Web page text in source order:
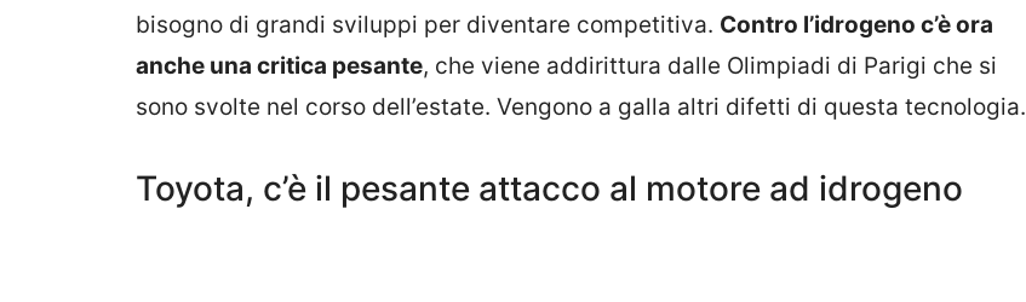
bisogno di grandi sviluppi per diventare competitiva. Contro l’idrogeno c’è ora
anche una critica pesante, che viene addirittura dalle Olimpiadi di Parigi che si
sono svolte nel corso dell’estate. Vengono a galla altri difetti di questa tecnologia.
Toyota, c’è il pesante attacco al motore ad idrogeno